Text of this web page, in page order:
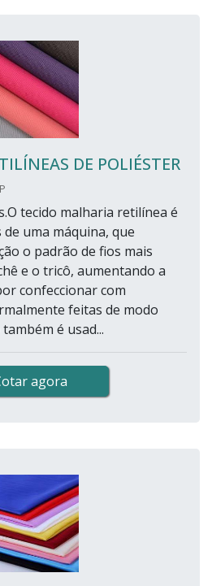
DE POLIÉSTER
tecido malharia retilínea é
uma máquina, que
o padrão de fios mais
e o tricô, aumentando a
confeccionar com
feitas de modo
é usad...
agora